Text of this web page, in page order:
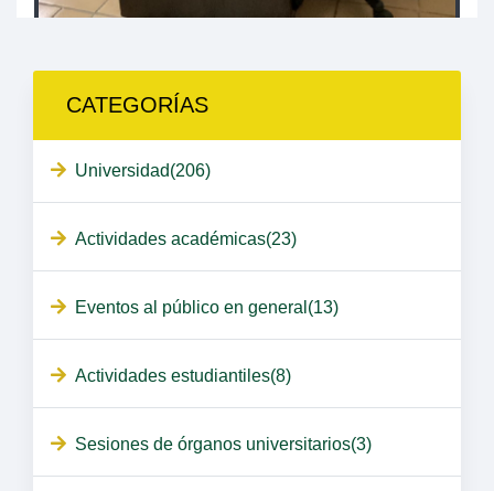
CATEGORÍAS
Universidad(206)
Actividades académicas(23)
Eventos al público en general(13)
Actividades estudiantiles(8)
Sesiones de órganos universitarios(3)